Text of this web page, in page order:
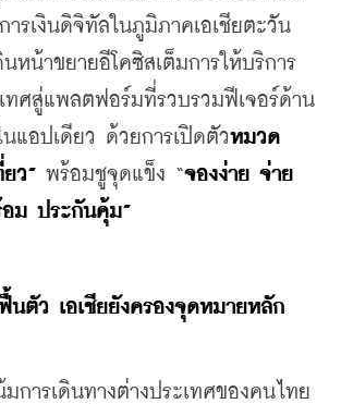
ารเงินดิจิทัลในภูมิภาคเอเชียตะวัน
หน้าขยายอีโคซิสเต็มการให้บริการ
ทศสู่แพลตฟอร์มที่รวบรวมฟีเจอร์ด้าน
นแอปเดียว ด้วยการเปิดตัวหมวด
ยว” พร้อมชูจุดแข็ง “จองง่าย จ่าย
อม ประกันคุ้ม”
นตัว เอเชียยังครองจุดหมายหลัก
ารเดินทางต่างประเทศของคนไทย